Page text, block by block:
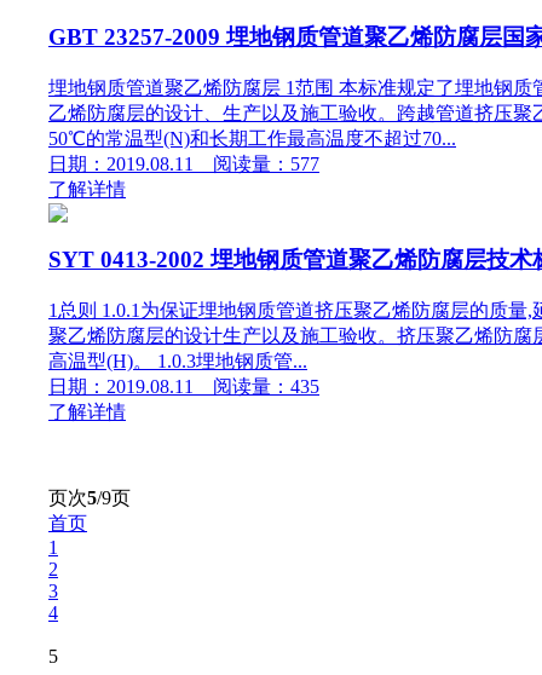
GBT 23257-2009 埋地钢质管道聚乙烯防腐层国
埋地钢质管道聚乙烯防腐层 1范围 本标准规定了埋地钢
乙烯防腐层的设计、生产以及施工验收。跨越管道挤压
50℃的常温型(N)和长期工作最高温度不超过70...
日期：2019.08.11 阅读量：577
了解详情
SYT 0413-2002 埋地钢质管道聚乙烯防腐层技术
1总则 1.0.1为保证埋地钢质管道挤压聚乙烯防腐层的质
聚乙烯防腐层的设计生产以及施工验收。挤压聚乙烯防
高温型(H)。 1.0.3埋地钢质管...
日期：2019.08.11 阅读量：435
了解详情
页次5/9页
首页
1
2
3
4
5